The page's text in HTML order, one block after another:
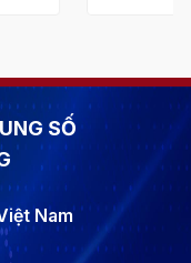
SỐ
Nam